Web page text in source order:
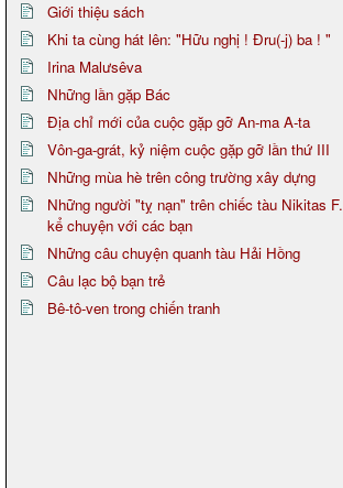
Giới thiệu sách
Khi ta cùng hát lên: "Hữu nghị ! Đru(-j) ba ! "
Irina Malưsêva
Những lần gặp Bác
Địa chỉ mới của cuộc gặp gỡ An-ma A-ta
Vôn-ga-grát, kỷ niệm cuộc gặp gỡ lần thứ III
Những mùa hè trên công trường xây dựng
Những người "tỵ nạn" trên chiếc tàu Nikitas F.
kể chuyện với các bạn
Những câu chuyện quanh tàu Hải Hồng
Câu lạc bộ bạn trẻ
Bê-tô-ven trong chiến tranh